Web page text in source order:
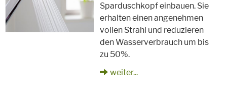
Sparduschkopf einbauen. Sie
erhalten einen angenehmen
vollen Strahl und reduzieren
den Wasserverbrauch um bis
zu 50%.
weiter...